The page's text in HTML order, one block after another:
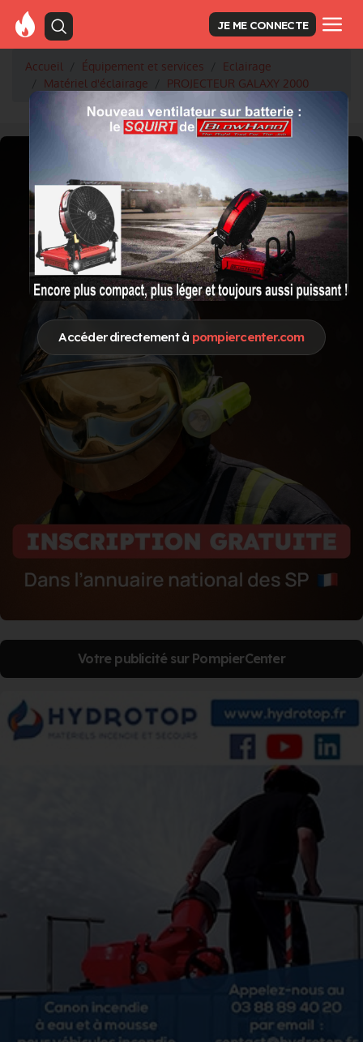
Accéder directement à pompiercenter.com
JE ME CONNECTE
Accueil Équipement et services
Eclairage
Matériel d'éclairage
PROJECTEUR GALAXY 2000
Votre publicité sur PompierCenter